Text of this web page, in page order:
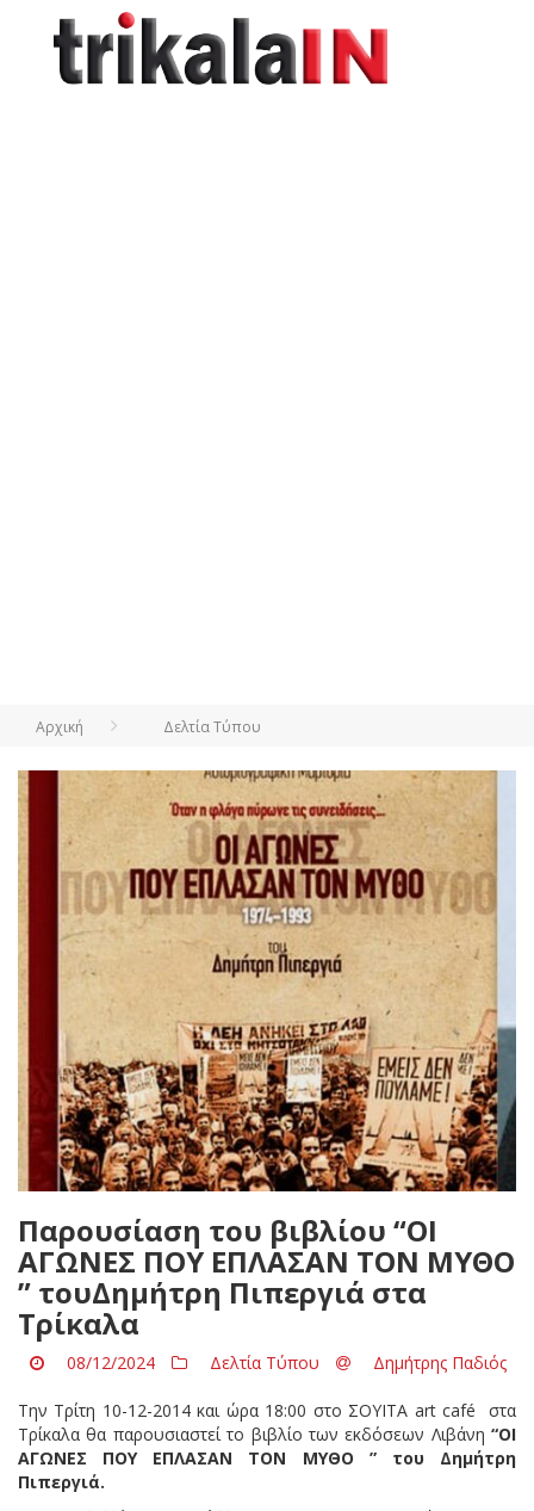
Αρχική Δελτία Τύπου
Παρουσίαση του βιβλίου “ΟΙ
ΑΓΩΝΕΣ ΠΟΥ ΕΠΛΑΣΑΝ ΤΟΝ ΜΥΘΟ
” τουΔημήτρη Πιπεργιά στα
Τρίκαλα
08/12/2024 Δελτία Τύπου Δημήτρης Παδιός
Την Τρίτη 10-12-2014 και ώρα 18:00 στο ΣΟΥΙΤΑ art café στα
Τρίκαλα θα παρουσιαστεί το βιβλίο των εκδόσεων Λιβάνη “ΟΙ
ΑΓΩΝΕΣ ΠΟΥ ΕΠΛΑΣΑΝ ΤΟΝ ΜΥΘΟ ” του Δημήτρη
Πιπεργιά.